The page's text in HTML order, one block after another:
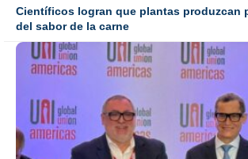
Científicos logran que plantas produzcan
del sabor de la carne